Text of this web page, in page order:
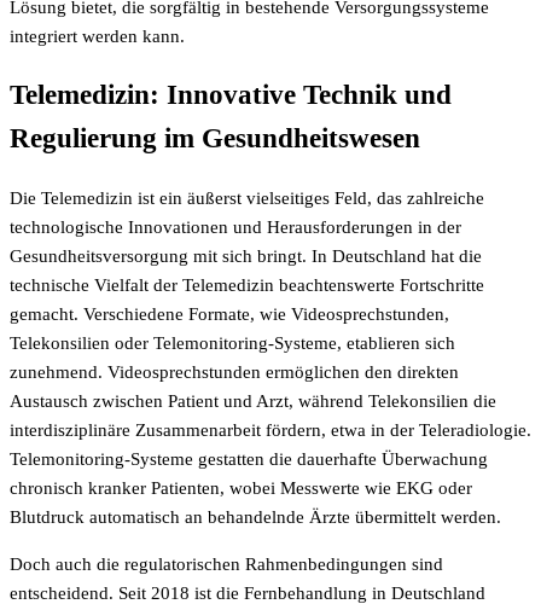
Lösung bietet, die sorgfältig in bestehende Versorgungssysteme
integriert werden kann.
Telemedizin: Innovative Technik und
Regulierung im Gesundheitswesen
Die Telemedizin ist ein äußerst vielseitiges Feld, das zahlreiche
technologische Innovationen und Herausforderungen in der
Gesundheitsversorgung mit sich bringt. In Deutschland hat die
technische Vielfalt der Telemedizin beachtenswerte Fortschritte
gemacht. Verschiedene Formate, wie Videosprechstunden,
Telekonsilien oder Telemonitoring-Systeme, etablieren sich
zunehmend. Videosprechstunden ermöglichen den direkten
Austausch zwischen Patient und Arzt, während Telekonsilien die
interdisziplinäre Zusammenarbeit fördern, etwa in der Teleradiologie.
Telemonitoring-Systeme gestatten die dauerhafte Überwachung
chronisch kranker Patienten, wobei Messwerte wie EKG oder
Blutdruck automatisch an behandelnde Ärzte übermittelt werden.
Doch auch die regulatorischen Rahmenbedingungen sind
entscheidend. Seit 2018 ist die Fernbehandlung in Deutschland